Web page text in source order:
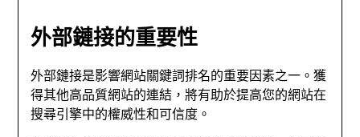
外部鏈接的重要性
外部鏈接是影響網站關鍵詞排名的重要因素之一。獲
得其他高品質網站的連結，將有助於提高您的網站在
搜尋引擎中的權威性和可信度。